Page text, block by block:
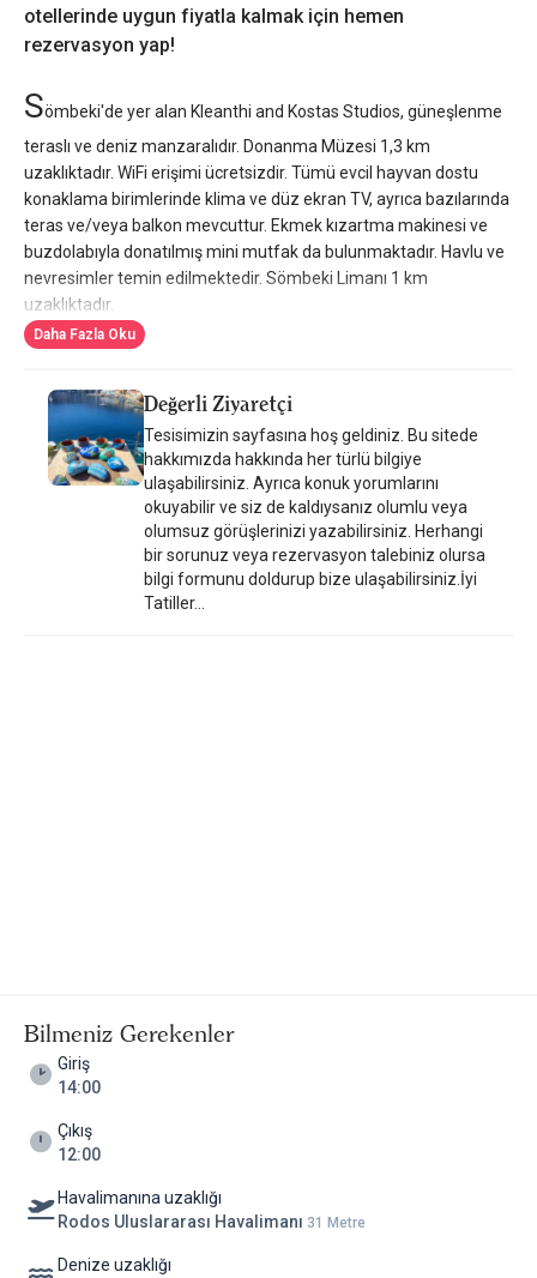
otellerinde uygun fiyatla kalmak için hemen
rezervasyon yap!
Sömbeki'de yer alan Kleanthi and Kostas Studios, güneşlenme
teraslı ve deniz manzaralıdır. Donanma Müzesi 1,3 km
uzaklıktadır. WiFi erişimi ücretsizdir. Tümü evcil hayvan dostu
konaklama birimlerinde klima ve düz ekran TV, ayrıca bazılarında
teras ve/veya balkon mevcuttur. Ekmek kızartma makinesi ve
buzdolabıyla donatılmış mini mutfak da bulunmaktadır. Havlu ve
nevresimler temin edilmektedir. Sömbeki Limanı 1 km
uzaklıktadır.
Daha Fazla Oku
Değerli Ziyaretçi
Tesisimizin sayfasına hoş geldiniz. Bu sitede
hakkımızda hakkında her türlü bilgiye
ulaşabilirsiniz. Ayrıca konuk yorumlarını
okuyabilir ve siz de kaldıysanız olumlu veya
olumsuz görüşlerinizi yazabilirsiniz. Herhangi
bir sorunuz veya rezervasyon talebiniz olursa
bilgi formunu doldurup bize ulaşabilirsiniz.İyi
Tatiller...
Bilmeniz Gerekenler
Giriş
14:00
Çıkış
12:00
Havalimanına uzaklığı
Rodos Uluslararası Havalimanı 31 Metre
Denize uzaklığı